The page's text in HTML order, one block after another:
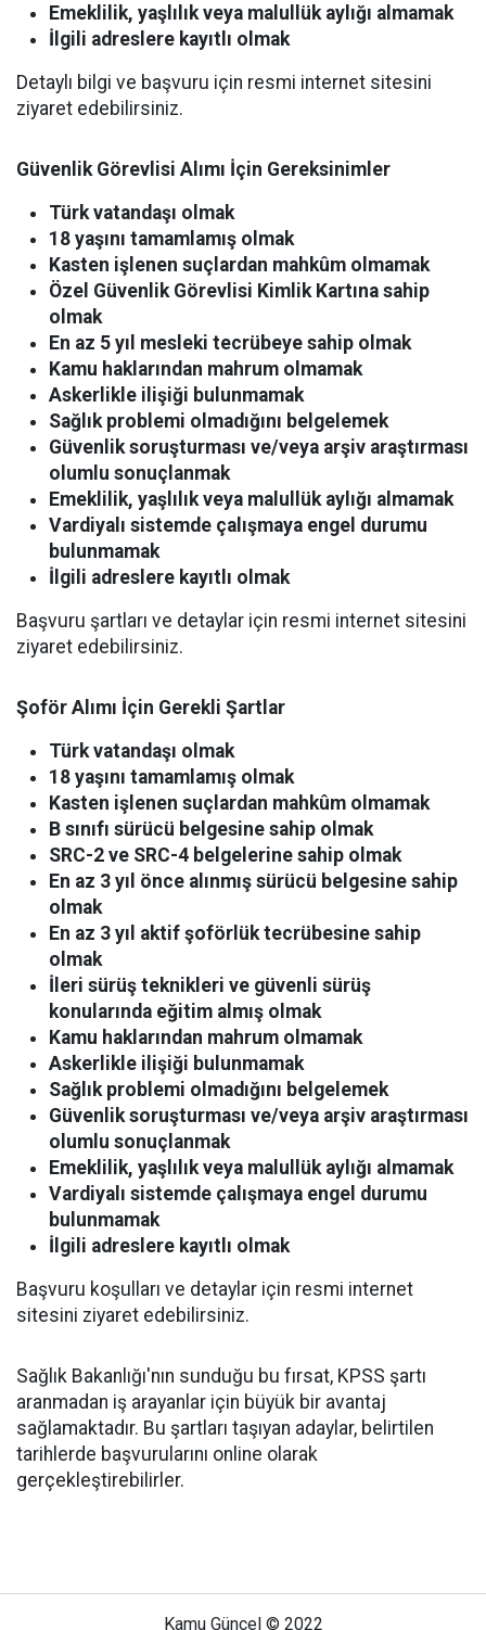
Emeklilik, yaşlılık veya malullük aylığı almamak
İlgili adreslere kayıtlı olmak
Detaylı bilgi ve başvuru için resmi internet sitesini
ziyaret edebilirsiniz.
Güvenlik Görevlisi Alımı İçin Gereksinimler
Türk vatandaşı olmak
18 yaşını tamamlamış olmak
Kasten işlenen suçlardan mahkûm olmamak
Özel Güvenlik Görevlisi Kimlik Kartına sahip
olmak
En az 5 yıl mesleki tecrübeye sahip olmak
Kamu haklarından mahrum olmamak
Askerlikle ilişiği bulunmamak
Sağlık problemi olmadığını belgelemek
Güvenlik soruşturması ve/veya arşiv araştırması
olumlu sonuçlanmak
Emeklilik, yaşlılık veya malullük aylığı almamak
Vardiyalı sistemde çalışmaya engel durumu
bulunmamak
İlgili adreslere kayıtlı olmak
Başvuru şartları ve detaylar için resmi internet sitesini
ziyaret edebilirsiniz.
Şoför Alımı İçin Gerekli Şartlar
Türk vatandaşı olmak
18 yaşını tamamlamış olmak
Kasten işlenen suçlardan mahkûm olmamak
B sınıfı sürücü belgesine sahip olmak
SRC-2 ve SRC-4 belgelerine sahip olmak
En az 3 yıl önce alınmış sürücü belgesine sahip
olmak
En az 3 yıl aktif şoförlük tecrübesine sahip
olmak
İleri sürüş teknikleri ve güvenli sürüş
konularında eğitim almış olmak
Kamu haklarından mahrum olmamak
Askerlikle ilişiği bulunmamak
Sağlık problemi olmadığını belgelemek
Güvenlik soruşturması ve/veya arşiv araştırması
olumlu sonuçlanmak
Emeklilik, yaşlılık veya malullük aylığı almamak
Vardiyalı sistemde çalışmaya engel durumu
bulunmamak
İlgili adreslere kayıtlı olmak
Başvuru koşulları ve detaylar için resmi internet
sitesini ziyaret edebilirsiniz.
Sağlık Bakanlığı'nın sunduğu bu fırsat, KPSS şartı
aranmadan iş arayanlar için büyük bir avantaj
sağlamaktadır. Bu şartları taşıyan adaylar, belirtilen
tarihlerde başvurularını online olarak
gerçekleştirebilirler.
Kamu Güncel © 2022